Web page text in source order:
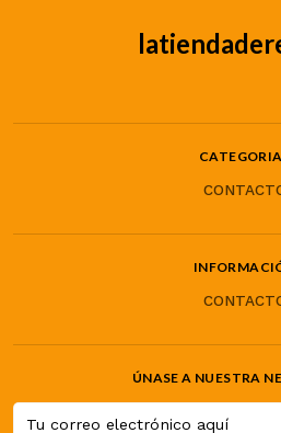
ÚNASE A NUESTRA